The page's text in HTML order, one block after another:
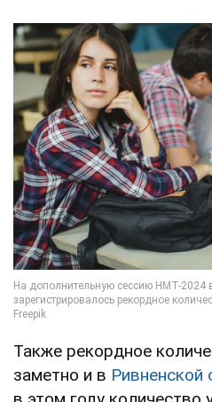
Также рекордное
заметно и в Ривненской